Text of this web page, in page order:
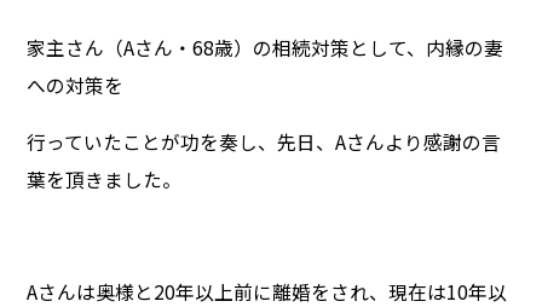
家主さん（Aさん・68歳）の相続対策として、内縁の妻
への対策を
行っていたことが功を奏し、先日、Aさんより感謝の言
葉を頂きました。
Aさんは奥様と20年以上前に離婚をされ、現在は10年以